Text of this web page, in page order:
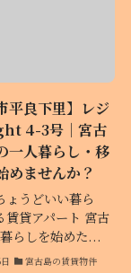
平良下里】レジ
4-3号｜宮古
一人暮らし・移
めませんか？
ょうどいい暮ら
賃貸アパート 宮古
らしを始めた...
宮古島の賃貸物件